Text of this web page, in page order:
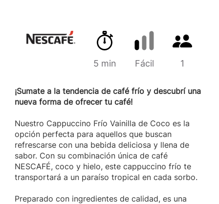
Marca Tiempo de preparación
5 min Dificultad
Fácil
Cantidad
1
¡Sumate a la tendencia de café frío y descubrí una
nueva forma de ofrecer tu café!
Nuestro Cappuccino Frío Vainilla de Coco es la
opción perfecta para aquellos que buscan
refrescarse con una bebida deliciosa y llena de
sabor. Con su combinación única de café
NESCAFÉ, coco y hielo, este cappuccino frío te
transportará a un paraíso tropical en cada sorbo.
Preparado con ingredientes de calidad, es una